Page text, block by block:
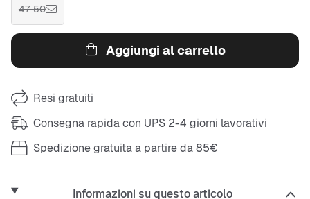
47-50
Aggiungi al carrello
Resi gratuiti
Consegna rapida con UPS 2-4 giorni lavorativi
Spedizione gratuita a partire da 85€
Informazioni su questo articolo